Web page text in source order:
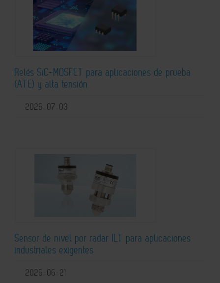
Relés SiC-MOSFET para aplicaciones de prueba
(ATE) y alta tensión
2026-07-03
Sensor de nivel por radar ILT para aplicaciones
industriales exigentes
2026-06-21